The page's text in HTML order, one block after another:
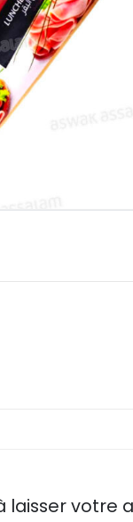
votre